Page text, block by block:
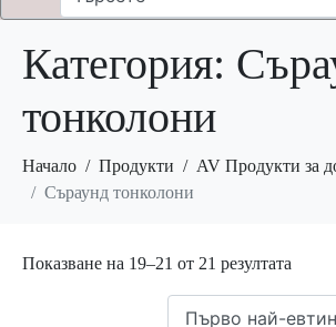
Категория:
тонколони
Начало Продукти AV Продукти за
Съраунд тонколони
Показване на 19–21 от 21 резултата
price: